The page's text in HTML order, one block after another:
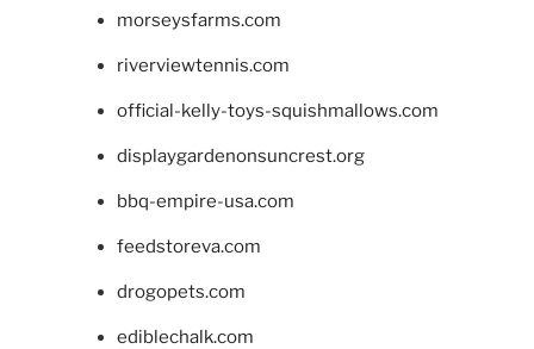
morseysfarms.com
riverviewtennis.com
official-kelly-toys-squishmallows.com
displaygardenonsuncrest.org
bbq-empire-usa.com
feedstoreva.com
drogopets.com
ediblechalk.com